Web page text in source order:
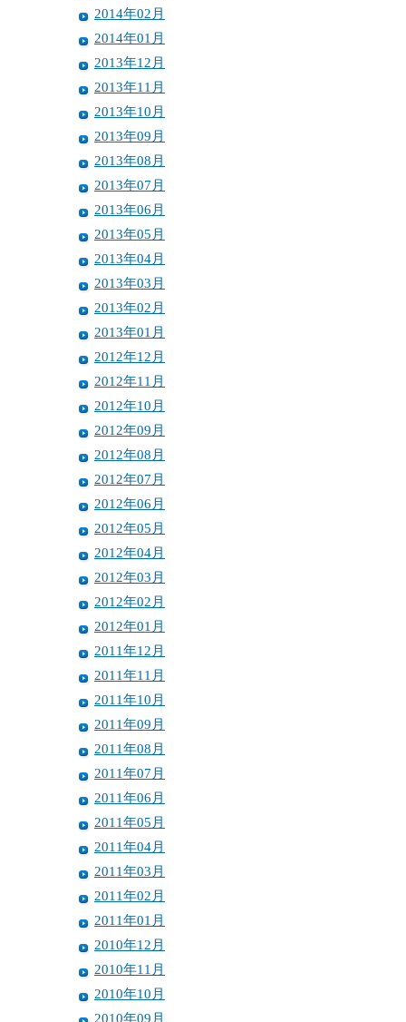
2014年02月
2014年01月
2013年12月
2013年11月
2013年10月
2013年09月
2013年08月
2013年07月
2013年06月
2013年05月
2013年04月
2013年03月
2013年02月
2013年01月
2012年12月
2012年11月
2012年10月
2012年09月
2012年08月
2012年07月
2012年06月
2012年05月
2012年04月
2012年03月
2012年02月
2012年01月
2011年12月
2011年11月
2011年10月
2011年09月
2011年08月
2011年07月
2011年06月
2011年05月
2011年04月
2011年03月
2011年02月
2011年01月
2010年12月
2010年11月
2010年10月
2010年09月